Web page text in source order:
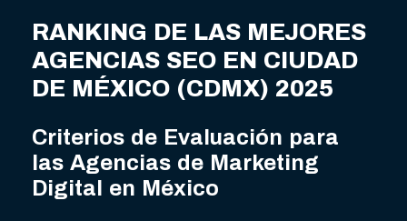
RANKING DE LAS MEJORES
AGENCIAS SEO EN CIUDAD
DE MÉXICO (CDMX) 2025
Criterios de Evaluación para
las Agencias de Marketing
Digital en México